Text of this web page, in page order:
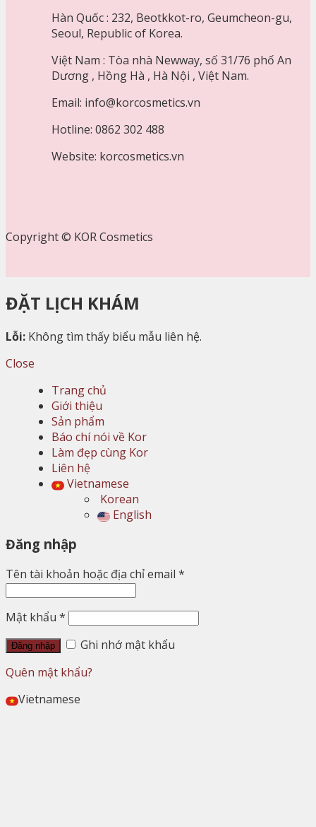
Hàn Quốc : 232, Beotkkot-ro, Geumcheon-gu,
Seoul, Republic of Korea.
Việt Nam : Tòa nhà Newway, số 31/76 phố An
Dương , Hồng Hà , Hà Nội , Việt Nam.
Email: info@korcosmetics.vn
Hotline: 0862 302 488
Website: korcosmetics.vn
Copyright © KOR Cosmetics
ĐẶT LỊCH KHÁM
Lỗi: Không tìm thấy biểu mẫu liên hệ.
Close
Trang chủ
Giới thiệu
Sản phẩm
Báo chí nói về Kor
Làm đẹp cùng Kor
Liên hệ
Vietnamese
Korean
English
Đăng nhập
Tên tài khoản hoặc địa chỉ email *
Mật khẩu *
Đăng nhập
Ghi nhớ mật khẩu
Quên mật khẩu?
Vietnamese